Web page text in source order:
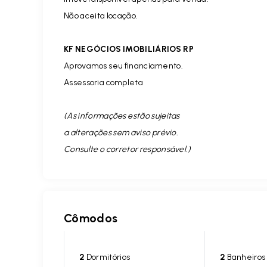
Não aceita locação.
KF NEGÓCIOS IMOBILIÁRIOS RP
Aprovamos seu financiamento.
Assessoria completa
(As informações estão sujeitas
a alterações sem aviso prévio.
Consulte o corretor responsável. )
Cômodos
2 Dormitórios 2 Banheiros